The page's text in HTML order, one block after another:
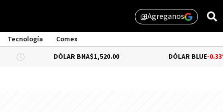
library_addAgreganos
Tecnología
Comex
DÓLAR BNA$1,520.00 DÓLAR BLUE-0.33%